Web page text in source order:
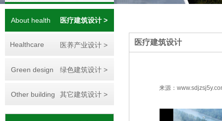
About health 医疗建筑设计 >
Healthcare 医养产业设计 >
Green design 绿色建筑设计 >
Other building 其它建筑设计 >
医疗建筑设计
来源：